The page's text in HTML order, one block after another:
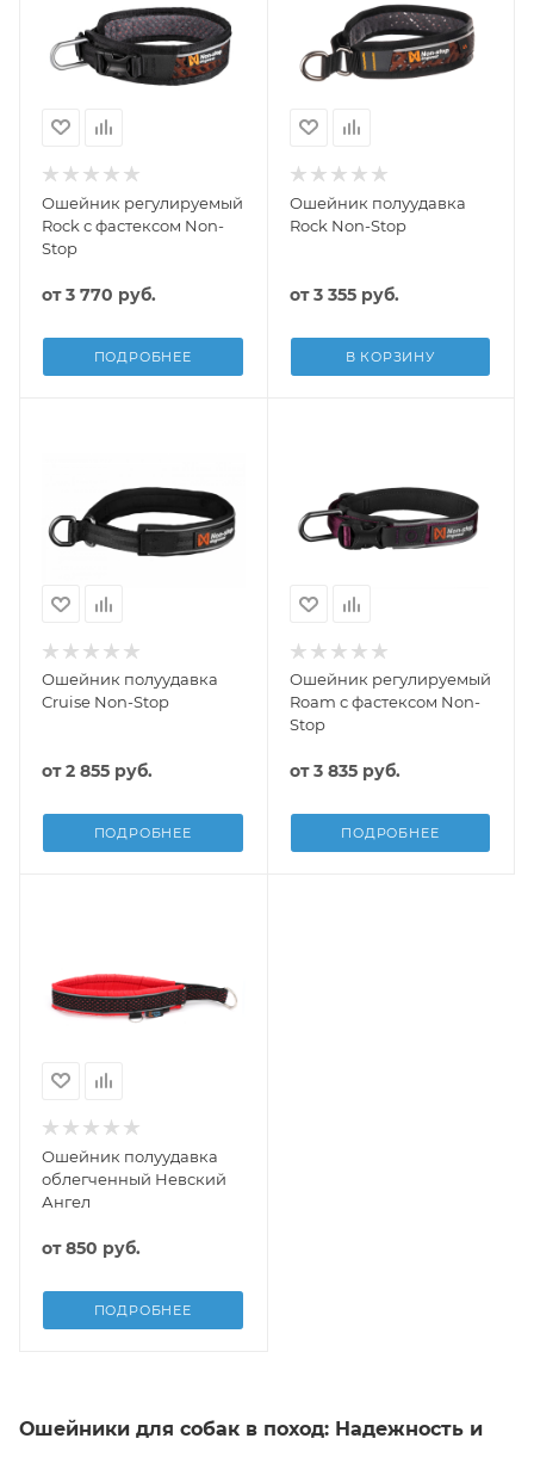
Ошейник регулируемый
Rock с фастексом Non-
Stop
от3 770 руб.
ПОДРОБНЕЕ
Ошейник полуудавка
Rock Non-Stop
от3 355 руб.
В КОРЗИНУ
Ошейник полуудавка
Cruise Non-Stop
от2 855 руб.
ПОДРОБНЕЕ
Ошейник регулируемый
Roam с фастексом Non-
Stop
от3 835 руб.
ПОДРОБНЕЕ
Ошейник полуудавка
облегченный Невский
Ангел
от850 руб.
ПОДРОБНЕЕ
Ошейники для собак в поход: Надежность и